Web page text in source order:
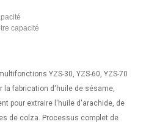
capacité
YZS-30, YZS-60, YZS-70
fabrication d'huile de sésame,
pour extraire l'huile d'arachide, de
de colza. Processus complet de